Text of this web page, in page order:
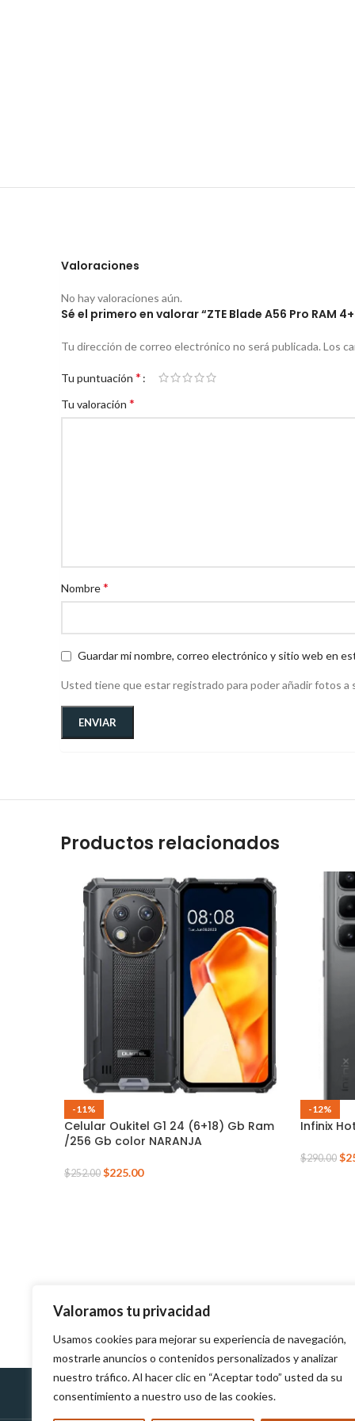
Valoramos tu privacidad
Usamos cookies para mejorar su experiencia de navegación,
mostrarle anuncios o contenidos personalizados y analizar
nuestro tráfico. Al hacer clic en “Aceptar todo” usted da su
consentimiento a nuestro uso de las cookies.
Valoraciones
No hay valoraciones aún.
Sé el primero en valorar “ZTE Blade A56 Pro RAM
Tu dirección de correo electrónico no será publicada. Los
Tu puntuación *
Tu valoración *
Nombre*
Guardar mi nombre, correo electrónico y sitio web en
Usted tiene que estar registrado para poder añadir fotos a
Productos relacionados
-11%
Celular Oukitel G1 24 (6+18) Gb Ram
/256 Gb color NARANJA
$252.00 $225.00
-12%
Infinix
$290.00 $
Políticas de Devolución